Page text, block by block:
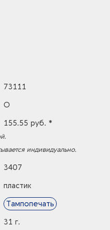
73111
O
155.55 руб. *
индивидуально.
3407
пластик
Тампопечать
31 г.